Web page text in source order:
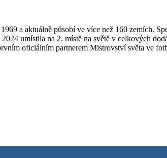
a aktuálně působí ve více než 160 zemích.
umístila na 2. místě na světě v celkových
oficiálním partnerem Mistrovství světa ve